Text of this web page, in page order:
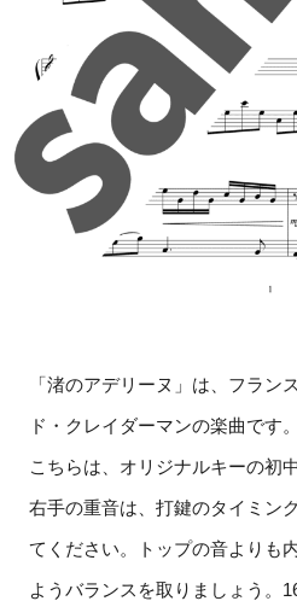
「渚のアデリーヌ」は、フラン
ド・クレイダーマンの楽曲です。
こちらは、オリジナルキーの初
右手の重音は、打鍵のタイミン
てください。トップの音よりも
ようバランスを取りましょう。